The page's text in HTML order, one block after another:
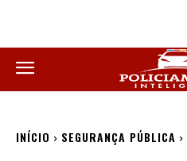
INÍCIO SEGURANÇA PÚBLICA